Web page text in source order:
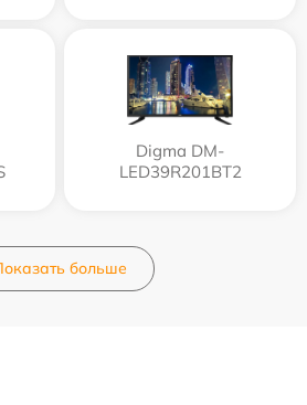
Digma DM-
LED39R201BT2
больше